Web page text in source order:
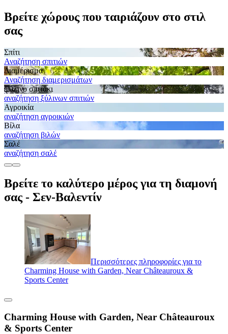
Βρείτε χώρους που ταιριάζουν στο στιλ
σας
Σπίτι
Αναζήτηση σπιτιών
Διαμέρισμα
Αναζήτηση διαμερισμάτων
Ξύλινο σπιτάκι
αναζήτηση ξύλινων σπιτιών
Αγροικία
αναζήτηση αγροικιών
Βίλα
αναζήτηση βιλών
Σαλέ
αναζήτηση σαλέ
Βρείτε το καλύτερο μέρος για τη διαμονή
σας - Σεν-Βαλεντίν
Περισσότερες πληροφορίες για το
Charming House with Garden, Near Châteauroux &
Sports Center
Charming House with Garden, Near Châteauroux
& Sports Center